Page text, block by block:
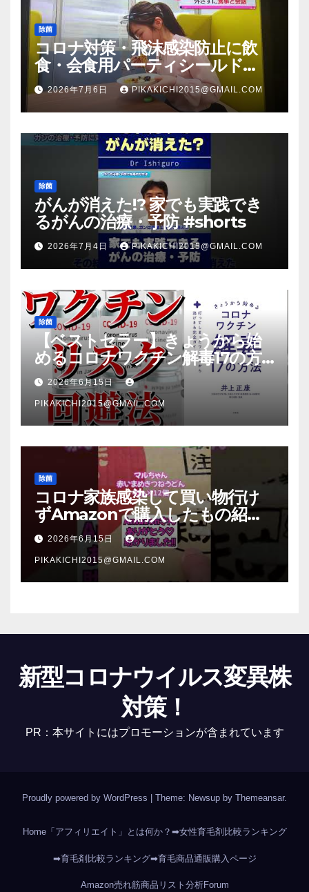
除菌
コロナ対策・飛沫感染防止に飲
食・会食用パーティシールド
（マスク会食代替品）ＦＢＣ福井
放送のＴＶ番組での紹介映像
2026年7月6日 PIKAKICHI2015@GMAIL.COM
除菌
がんが消えた!? 家でも実践でき
るがんの治療・予防 #shorts
2026年7月4日 PIKAKICHI2015@GMAIL.COM
除菌
【ベストセラー】きょうから始
めるコロナワクチン解毒17の方
法【本要約】
2026年6月15日
PIKAKICHI2015@GMAIL.COM
除菌
コロナ家族感染して買い物行け
ずAmazonで購入したもの紹
介 #Shorts
2026年6月15日
PIKAKICHI2015@GMAIL.COM
新型コロナウイルス変異株
対策！
PR：本サイトにはプロモーションが含まれています
Proudly powered by WordPress Theme: Newsup by Themeansar.
Home「アフィリエイト」とは何か？ ➡女性育毛剤比較ランキング
➡育毛剤比較ランキング➡育毛商品通販購入ページ
Amazon売れ筋商品リスト分析Forum